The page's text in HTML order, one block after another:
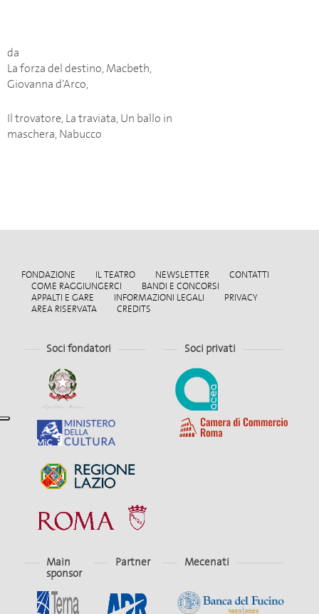
da
La forza del destino, Macbeth,
Giovanna d’Arco,
Il trovatore, La traviata, Un ballo in
maschera, Nabucco
FONDAZIONE IL TEATRO NEWSLETTER
CONTATTI
COME RAGGIUNGERCI
BANDI E CONCORSI
APPALTI E GARE
INFORMAZIONI LEGALI
PRIVACY
AREA RISERVATA
CREDITS
Soci fondatori Soci privati
Main
sponsor
Partner Mecenati